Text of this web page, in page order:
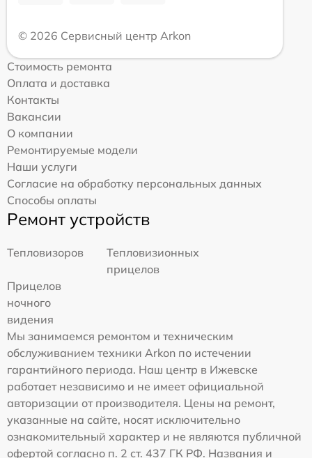
© 2026 Сервисный центр Arkon
Стоимость ремонта
Оплата и доставка
Контакты
Вакансии
О компании
Ремонтируемые модели
Наши услуги
Согласие на обработку персональных данных
Способы оплаты
Ремонт устройств
Тепловизоров
Тепловизионных
прицелов
Прицелов
ночного
видения
Мы занимаемся ремонтом и техническим
обслуживанием техники Arkon по истечении
гарантийного периода. Наш центр в Ижевске
работает независимо и не имеет официальной
авторизации от производителя. Цены на ремонт,
указанные на сайте, носят исключительно
ознакомительный характер и не являются публичной
офертой согласно п. 2 ст. 437 ГК РФ. Названия и